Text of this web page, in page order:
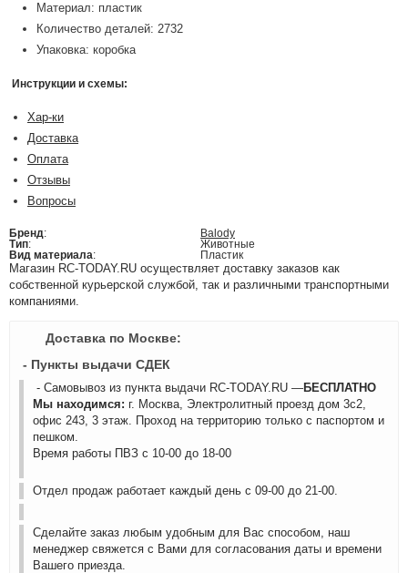
Материал: пластик
Количество деталей: 2732
Упаковка: коробка
Инструкции и схемы:
Хар-ки
Доставка
Оплата
Отзывы
Вопросы
Бренд:
Balody
Тип:
Животные
Вид материала: Пластик
Магазин RC-TODAY.RU осуществляет доставку заказов как
собственной курьерской службой, так и различными транспортными
компаниями.
Доставка по Москве:
- Пункты выдачи СДЕК
- Самовывоз из пункта выдачи RC-TODAY.RU —БЕСПЛАТНО
Мы находимся: г. Москва, Электролитный проезд дом 3с2,
офис 243, 3 этаж. Проход на территорию только с паспортом и
пешком.
Время работы ПВЗ с 10-00 до 18-00
Отдел продаж работает каждый день с 09-00 до 21-00.
Сделайте заказ любым удобным для Вас способом, наш
менеджер свяжется с Вами для согласования даты и времени
Вашего приезда.